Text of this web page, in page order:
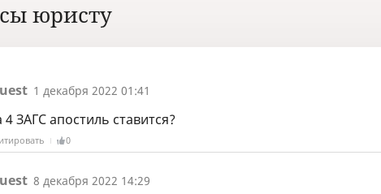
юристу
1 декабря 2022 01:41
ЗАГС апостиль ставится?
0
8 декабря 2022 14:29